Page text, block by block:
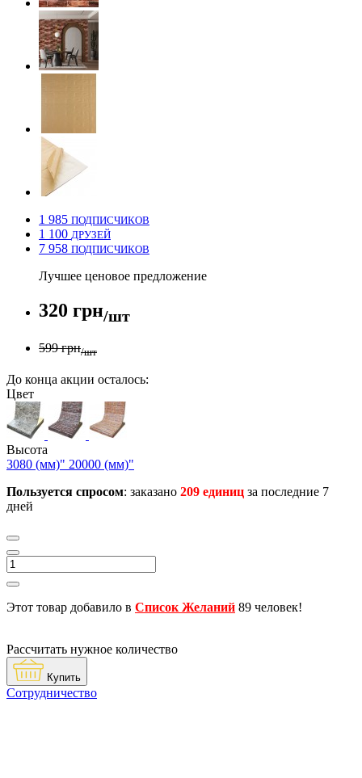
1 985 ПОДПИСЧИКОВ
1 100 ДРУЗЕЙ
7 958 ПОДПИСЧИКОВ
Лучшее ценовое предложение
320 грн/шт
599 грн/шт
До конца акции осталось:
Цвет
Высота
3080 (мм)" 20000 (мм)"
Пользуется спросом: заказано 209 единиц за последние 7
дней
Этот товар добавило в Список Желаний 89 человек!
Рассчитать нужное количество
Купить
Сотрудничество